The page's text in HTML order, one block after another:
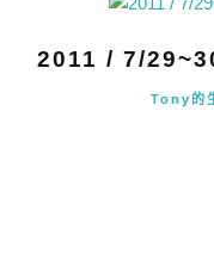
2011 / 7/
Tony的